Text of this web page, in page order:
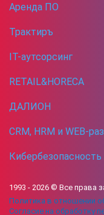
Аренда ПО
Трактиръ
IT-аутсорсинг
RETAIL&HORECA
ДАЛИОН
CRM, HRM и WEB-
Кибербезопасность
1993 - 2026 © Все права
Политика в отношении
Согласие на обработку